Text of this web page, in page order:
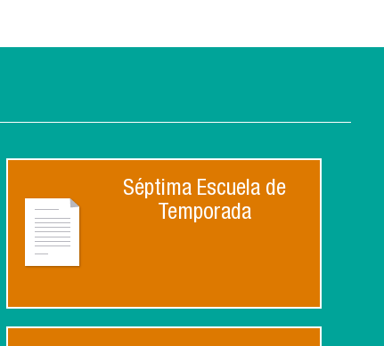
Séptima Escuela de
Temporada